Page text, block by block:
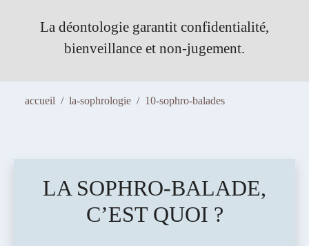
Inscrivez-vous pour un premier entretien
téléphonique, gratuit et sans engagement.
accueil la-sophrologie 10-sophro-balades
LA SOPHRO-BALADE,
C’EST QUOI ?